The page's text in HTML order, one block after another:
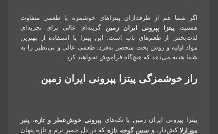
اگر شما هم از طرفداران پیتزاهای خوشمزه با طعمی متفاوت
هستید، پیتزا پپرونی ایران زمین گزینه‌ای عالی برای تجربه‌ای
لذت‌بخش از طعم‌های ناب است. این پیتزا با استفاده از بهترین
مواد اولیه و روش پخت منحصر به‌فرد، طعمی عالی و بی‌نظیر را به
شما هدیه می‌دهد که هیچ‌گاه فراموش نخواهید کرد.
راز خوشمزگی پیتزا پپرونی ایران زمین
پیتزا پپرونی ایران زمین با تکه‌های پپرونی خوش‌عطر و تازه، پنیر
موزارلاکش‌دار، و سس گوجه تازه که در دل خمیر نرم و تازه پنهان